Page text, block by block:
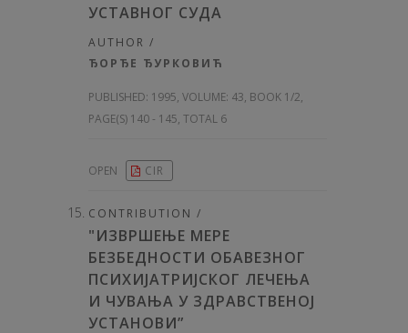
УСТАВНОГ СУДА
AUTHOR /
ЂОРЂЕ ЂУРКОВИЋ
PUBLISHED: 1995, VOLUME: 43, BOOK 1/2,
PAGE(S) 140 - 145, TOTAL 6
OPEN CIR
CONTRIBUTION /
"ИЗВРШЕЊЕ МЕРЕ
БЕЗБЕДНОСТИ ОБАВЕЗНОГ
ПСИХИЈАТРИЈСКОГ ЛЕЧЕЊА
И ЧУВАЊА У ЗДРАВСТВЕНОЈ
УСТАНОВИ”